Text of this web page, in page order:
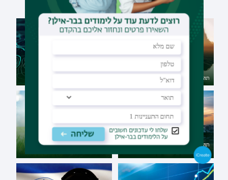
תואר ראשון בפסיכולוגיה
תואר ראשון בכלכלה מנהל עסקים
חד-חוגי
תואר שני במדעי כדור הארץ